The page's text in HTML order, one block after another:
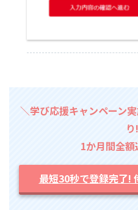
＼学び応援キャンペーン
1か月間全
最短30秒で登録完了!